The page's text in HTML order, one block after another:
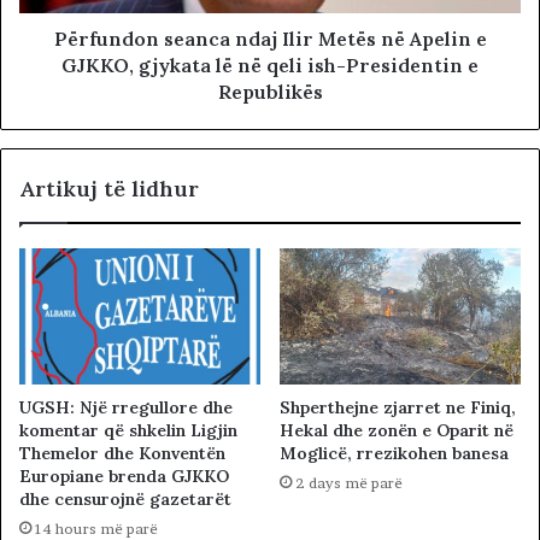
Përfundon seanca ndaj Ilir Metës në Apelin e
GJKKO, gjykata lë në qeli ish-Presidentin e
Republikës
Artikuj të lidhur
UGSH: Një rregullore dhe
komentar që shkelin Ligjin
Themelor dhe Konventën
Europiane brenda GJKKO
dhe censurojnë gazetarët
14 hours më parë
Shperthejne zjarret ne Finiq,
Hekal dhe zonën e Oparit në
Moglicë, rrezikohen banesa
2 days më parë